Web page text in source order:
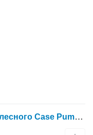
Гидроцилиндр для трактора колесного Case Puma 185